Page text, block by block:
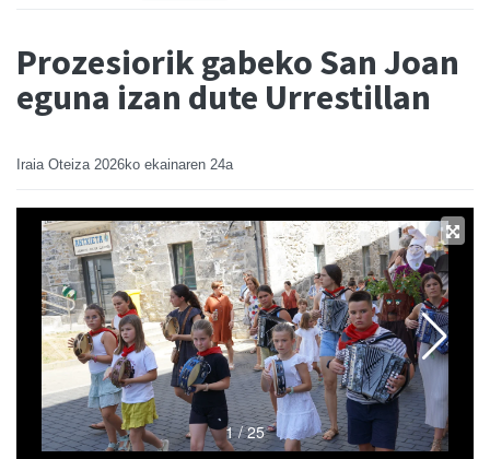
Prozesiorik gabeko San Joan
eguna izan dute Urrestillan
Iraia Oteiza 2026ko ekainaren 24a